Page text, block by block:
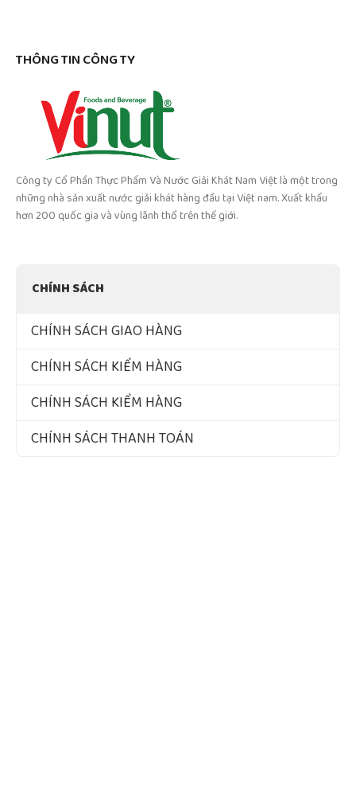
THÔNG TIN CÔNG TY
Công ty Cổ Phần Thực Phẩm Và Nước Giải Khát Nam Việt là một trong
những nhà sản xuất nước giải khát hàng đầu tại Việt nam. Xuất khẩu
hơn 200 quốc gia và vùng lãnh thổ trên thế giới.
CHÍNH SÁCH
CHÍNH SÁCH GIAO HÀNG
CHÍNH SÁCH KIỂM HÀNG
CHÍNH SÁCH KIỂM HÀNG
CHÍNH SÁCH THANH TOÁN